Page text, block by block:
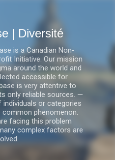
| Diversité
is a Canadian Non-
Initiative. Our mission
around the world and
accessible for
is very attentive to
only reliable sources. —
or categories
phenomenon.
facing this problem
complex factors are